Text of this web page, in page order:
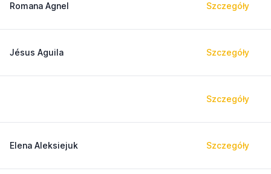
Romana Agnel Szczegóły
Jésus Aguila Szczegóły
Szczegóły
Elena Aleksiejuk Szczegóły